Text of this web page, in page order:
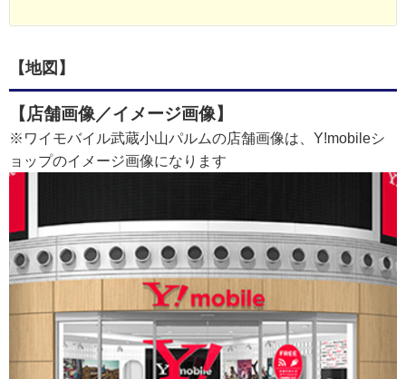
【地図】
【店舗画像／イメージ画像】
※ワイモバイル武蔵小山パルムの店舗画像は、Y!mobileシ
ョップのイメージ画像になります